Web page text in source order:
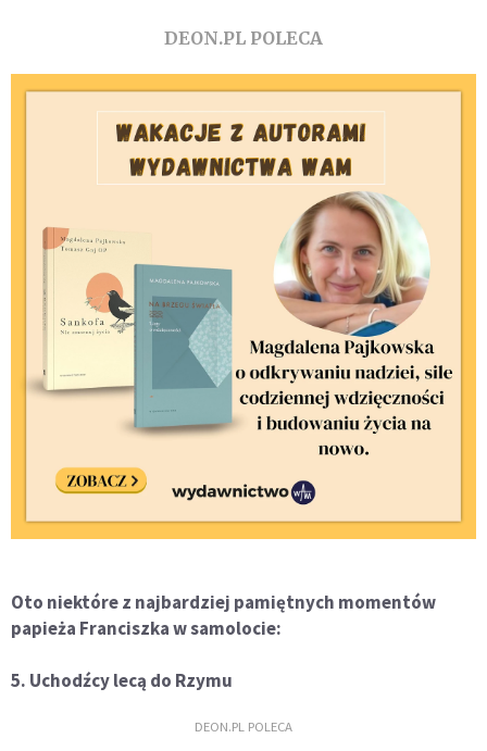
DEON.PL POLECA
Oto niektóre z najbardziej pamiętnych momentów
papieża Franciszka w samolocie:
5. Uchodźcy lecą do Rzymu
DEON.PL POLECA